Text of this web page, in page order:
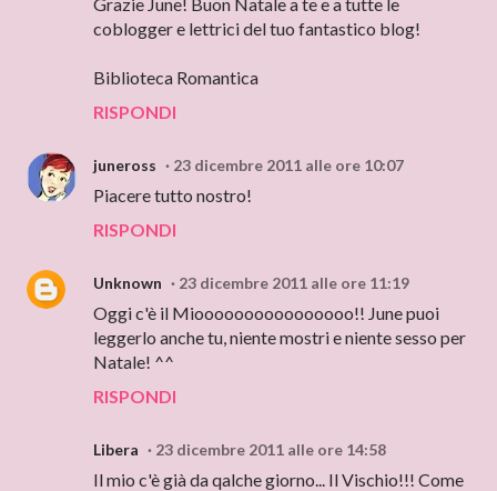
coblogger e lettrici del tuo fantastico blog!
Biblioteca Romantica
RISPONDI
juneross 23 dicembre 2011 alle ore 10:07
Piacere tutto nostro!
RISPONDI
Unknown 23 dicembre 2011 alle ore 11:19
Oggi c'è il Mioooooooooooooooo!! June puoi
leggerlo anche tu, niente mostri e niente sesso per
Natale! ^^
RISPONDI
Libera 23 dicembre 2011 alle ore 14:58
Il mio c'è già da qalche giorno... Il Vischio!!! Come